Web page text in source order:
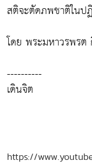
สติจะตัดภพชาติในป
โดย พระมหาวรพรต
----------
เดินจิต
https://